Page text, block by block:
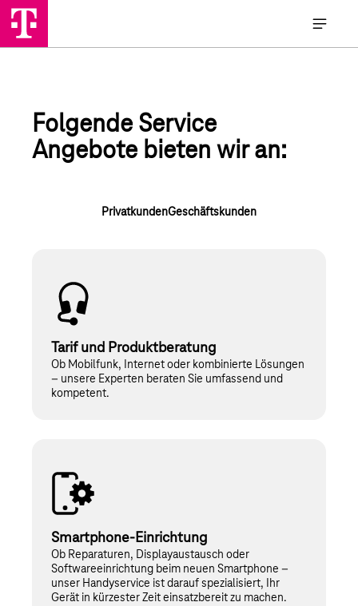
Folgende Service
Angebote bieten wir an:
PrivatkundenGeschäftskunden
Tarif und Produktberatung
Ob Mobilfunk, Internet oder kombinierte Lösungen
– unsere Experten beraten Sie umfassend und
kompetent.
Smartphone-Einrichtung
Ob Reparaturen, Displayaustausch oder
Softwareeinrichtung beim neuen Smartphone –
unser Handyservice ist darauf spezialisiert, Ihr
Gerät in kürzester Zeit einsatzbereit zu machen.